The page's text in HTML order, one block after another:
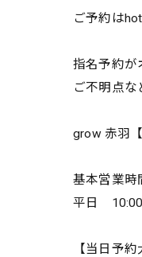
ご予約は
指名予約が
ご不明点な
grow 赤羽
基本営業時
平日
【当日予